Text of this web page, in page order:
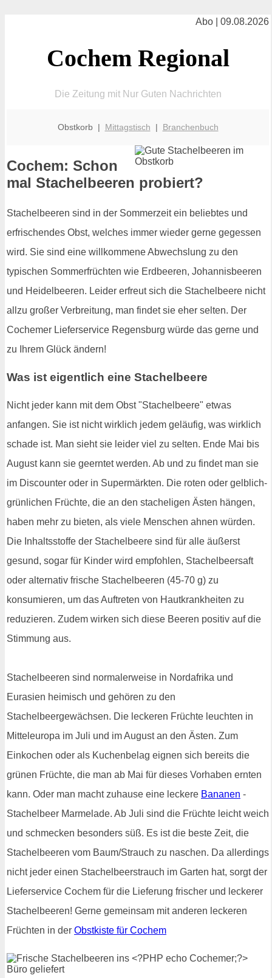
Abo | 09.08.2026
Cochem Regional
Die Zeitung mit Nur Guten Nachrichten
Obstkorb | Mittagstisch | Branchenbuch
Cochem: Schon
mal Stachelbeeren probiert?
Stachelbeeren sind in der Sommerzeit ein beliebtes und
erfrischendes Obst, welches immer wieder gerne gegessen
wird. Sie sind eine willkommene Abwechslung zu den
typischen Sommerfrüchten wie Erdbeeren, Johannisbeeren
und Heidelbeeren. Leider erfreut sich die Stachelbeere nicht
allzu großer Verbreitung, man findet sie eher selten. Der
Cochemer Lieferservice Regensburg würde das gerne und
zu Ihrem Glück ändern!
Was ist eigentlich eine Stachelbeere
Nicht jeder kann mit dem Obst "Stachelbeere" etwas
anfangen. Sie ist nicht wirklich jedem geläufig, was wirklich
schade ist. Man sieht sie leider viel zu selten. Ende Mai bis
August kann sie geerntet werden. Ab und zu findet man sie
im Discounter oder in Supermärkten. Die roten oder gelblich-
grünlichen Früchte, die an den stacheligen Ästen hängen,
haben mehr zu bieten, als viele Menschen ahnen würden.
Die Inhaltsstoffe der Stachelbeere sind für alle äußerst
gesund, sogar für Kinder wird empfohlen, Stachelbeersaft
oder alternativ frische Stachelbeeren (45-70 g) zu
konsumieren, um das Auftreten von Hautkrankheiten zu
reduzieren. Zudem wirken sich diese Beeren positiv auf die
Stimmung aus.
Stachelbeeren sind normalerweise in Nordafrika und
Eurasien heimisch und gehören zu den
Stachelbeergewächsen. Die leckeren Früchte leuchten in
Mitteleuropa im Juli und im August an den Ästen. Zum
Einkochen oder als Kuchenbelag eignen sich bereits die
grünen Früchte, die man ab Mai für dieses Vorhaben ernten
kann. Oder man macht zuhause eine leckere Bananen -
Stachelbeer Marmelade. Ab Juli sind die Früchte leicht weich
und schmecken besonders süß. Es ist die beste Zeit, die
Stachelbeeren vom Baum/Strauch zu naschen. Da allerdings
nicht jeder einen Stachelbeerstrauch im Garten hat, sorgt der
Lieferservice Cochem für die Lieferung frischer und leckerer
Stachelbeeren! Gerne gemeinsam mit anderen leckeren
Früchten in der Obstkiste für Cochem